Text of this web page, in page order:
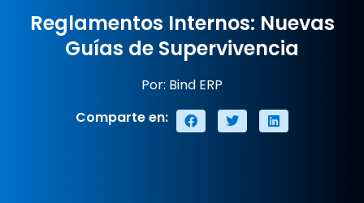
Reglamentos Internos: Nuevas
Guías de Supervivencia
Por: Bind ERP
Comparte en: